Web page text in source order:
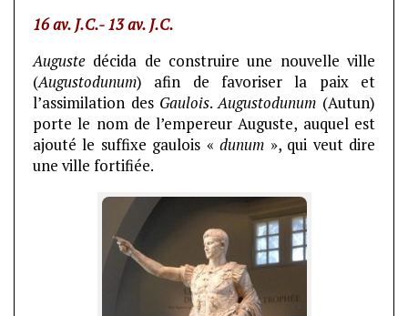
16 av. J.C.- 13 av. J.C.
Auguste décida de construire une nouvelle ville
(Augustodunum) afin de favoriser la paix et
l’assimilation des Gaulois.Augustodunum (Autun)
porte le nom de l’empereur Auguste, auquel est
ajouté le suffixe gaulois «dunum », qui veut dire
une ville fortifiée.